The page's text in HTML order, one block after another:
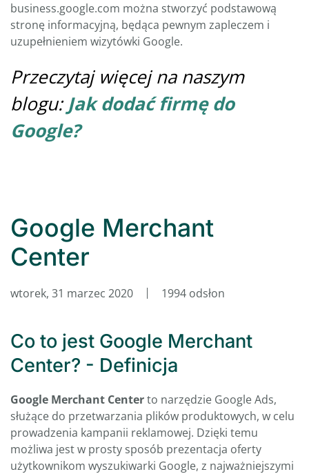
business.google.com można stworzyć podstawową
stronę informacyjną, będąca pewnym zapleczem i
uzupełnieniem wizytówki Google.
Przeczytaj więcej na naszym
blogu: Jak dodać firmę do
Google?
Google Merchant
Center
wtorek, 31 marzec 2020 1994 odsłon
Co to jest Google Merchant
Center? - Definicja
Google Merchant Centerto narzędzie Google Ads,
służące do przetwarzania plików produktowych, w celu
prowadzenia kampanii reklamowej. Dzięki temu
możliwa jest w prosty sposób prezentacja oferty
użytkownikom wyszukiwarki Google, z najważniejszymi